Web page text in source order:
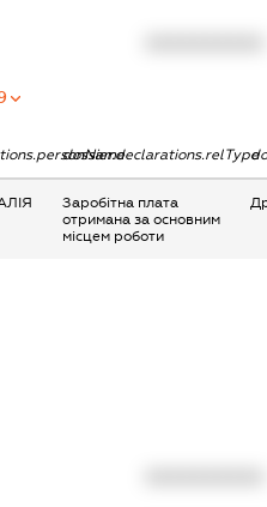
dossier.declarations.relType
Заробітна плата
отримана за основним
місцем роботи